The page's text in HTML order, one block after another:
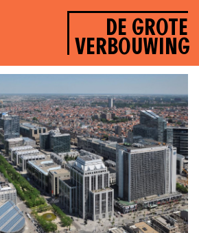
DE GROTE
VERBOUWING